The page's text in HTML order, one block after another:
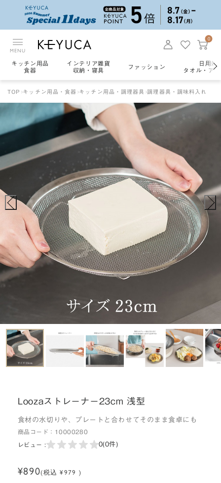
MENU
0
キッチン用品
食器
インテリア雑貨
収納・寝具
ファッション
日用雑
タオル・ア
TOP キッチン用品・食器 キッチン用品・調理器具 調理器具・調味料入れ
Loozaストレーナー23cm 浅型
食材の水切りや、プレートと合わせてそのまま食卓にも
商品コード： 10000280
レビュー : 0(0件)
¥890(税込 ¥979 )